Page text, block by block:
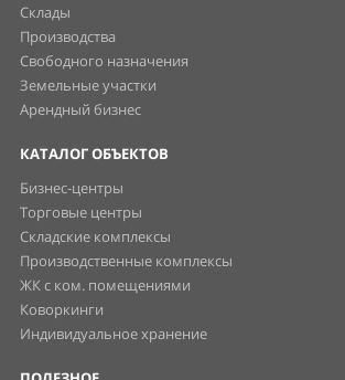
Склады
Производства
Свободного назначения
Земельные участки
Арендный бизнес
КАТАЛОГ ОБЪЕКТОВ
Бизнес-центры
Торговые центры
Складские комплексы
Производственные комплексы
ЖК с ком. помещениями
Коворкинги
Индивидуальное хранение